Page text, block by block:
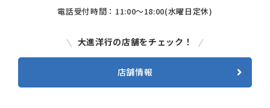
電話受付時間：11:00～18:00(水曜日定休)
大進洋行の店舗をチェック！
店舗情報